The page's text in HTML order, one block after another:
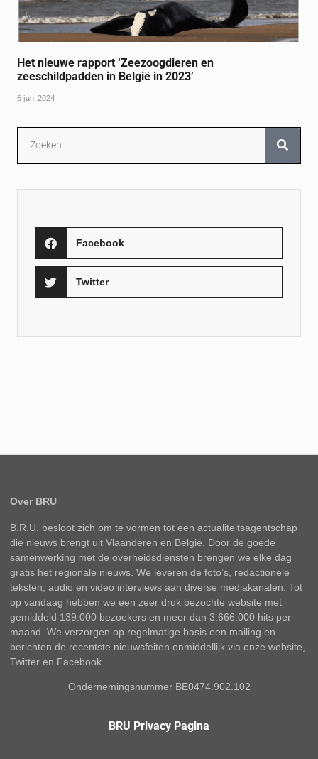
Het nieuwe rapport ‘Zeezoogdieren en
zeeschildpadden in België in 2023’
6 juni 2024
Facebook
Twitter
Over BRU
B.R.U. besloot zich om te vormen tot een actualiteitsagentschap
die nieuws brengt uit Vlaanderen en België. Door de goede
samenwerking met de overheidsdiensten brengen we elke dag
gratis het regionale nieuws. We leveren de foto’s, redactionele
teksten, audio en video interviews aan diverse mediakanalen. Tot
op vandaag hebben we een zeer druk bezochte website met
gemiddeld 139.000 bezoekers en meer dan 3.666.000 hits per
maand. We verzorgen op regelmatige basis een mailing en
berichten de recentste nieuwsfeiten onmiddellijk via onze website,
Twitter en Facebook
Ondernemingsnummer BE0474.902.102
BRU Privacy Pagina